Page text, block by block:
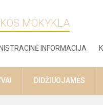
MOKYKLA
INFORMACIJA
DIDŽIUOJAMĖS